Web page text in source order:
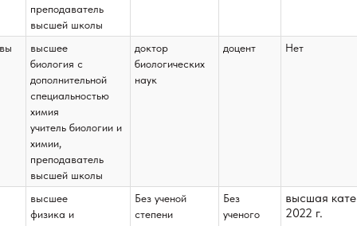
преподаватель
высшей школы
высшее
биология с
дополнительной
специальностью
химия
учитель биологии и
химии,
преподаватель
высшей школы
доктор
биологических
наук
доцент Нет
высшее
физика и
Без ученой
степени
Без
ученого
высшая
2022 г.